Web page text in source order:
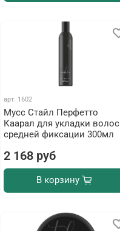
арт. 1602
Мусс Стайл Перфетто
Каарал для укладки волос
средней фиксации 300мл
2 168 руб
В корзину